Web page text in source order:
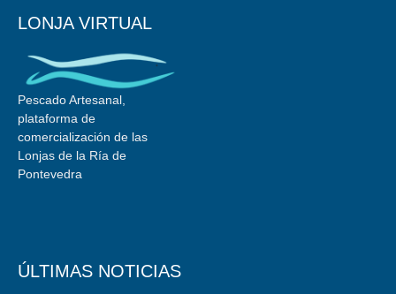
LONJA VIRTUAL
Pescado Artesanal,
plataforma de
comercialización de las
Lonjas de la Ría de
Pontevedra
ÚLTIMAS NOTICIAS